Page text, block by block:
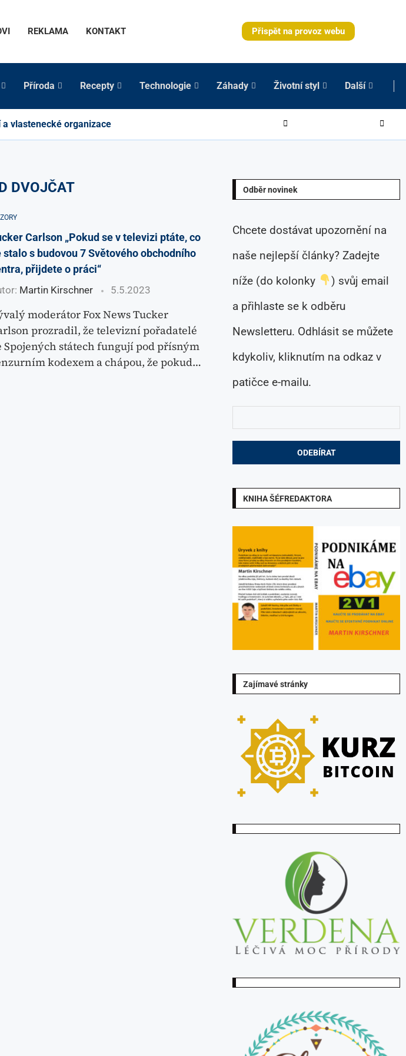
REKLAMA KONTAKT Přispět na provoz webu
Příroda Recepty Technologie Záhady Životní styl Další
vlastenecké organizace
DVOJČAT
Carlson „Pokud se v televizi ptáte, co
stalo s budovou 7 Světového obchodního
přijdete o práci“
Martin Kirschner 5.5.2023
moderátor Fox News Tucker
prozradil, že televizní pořadatelé
Spojených státech fungují pod přísným
kodexem a chápou, že pokud…
Odběr novinek
Chcete dostávat upozornění na
naše nejlepší články? Zadejte
níže (do kolonky
) svůj email
a přihlaste se k odběru
Newsletteru. Odhlásit se můžete
kdykoliv, kliknutím na odkaz v
patičce e-mailu.
KNIHA ŠÉFREDAKTORA
Zajímavé stránky